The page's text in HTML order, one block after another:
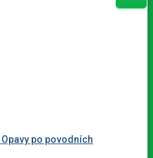
po povodních